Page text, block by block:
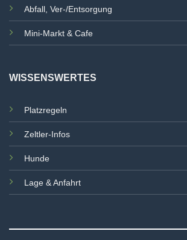
Abfall, Ver-/Entsorgung
Mini-Markt & Cafe
WISSENSWERTES
Platzregeln
Zeltler-Infos
Hunde
Lage & Anfahrt